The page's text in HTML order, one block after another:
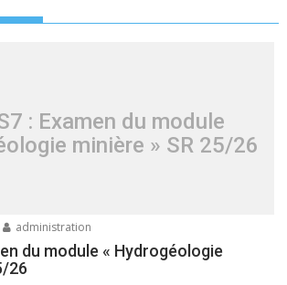
: Examen du module
minière » SR 25/26
administration
du module « Hydrogéologie
26